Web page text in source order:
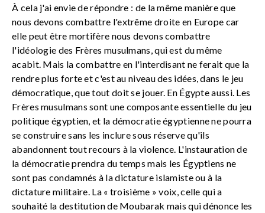
À cela j'ai envie de répondre : de la même manière que
nous devons combattre l'extrême droite en Europe car
elle peut être mortifère nous devons combattre
l'idéologie des Frères musulmans, qui est du même
acabit. Mais la combattre en l'interdisant ne ferait que la
rendre plus forte et c'est au niveau des idées, dans le jeu
démocratique, que tout doit se jouer. En Égypte aussi. Les
Frères musulmans sont une composante essentielle du jeu
politique égyptien, et la démocratie égyptienne ne pourra
se construire sans les inclure sous réserve qu'ils
abandonnent tout recours à la violence. L'instauration de
la démocratie prendra du temps mais les Égyptiens ne
sont pas condamnés à la dictature islamiste ou à la
dictature militaire. La « troisième » voix, celle qui a
souhaité la destitution de Moubarak mais qui dénonce les